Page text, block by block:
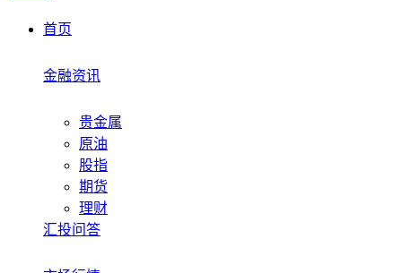
首页
金融资讯
贵金属
原油
股指
期货
理财
汇投问答